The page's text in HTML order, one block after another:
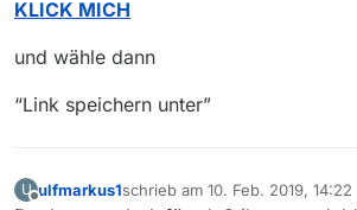
KLICK MICH
und wähle dann
“Link speichern unter”
U ulfmarkus1schrieb am 10. Feb. 2019, 14:22
zuletzt editiert von